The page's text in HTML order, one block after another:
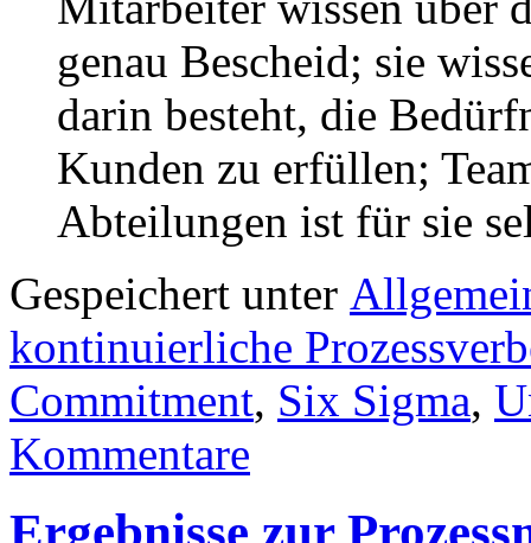
genau Bescheid; sie
darin besteht, die
Kunden zu erfüllen;
Abteilungen ist für sie
Gespeichert unter
kontinuierliche
Commitment, Six Sigma,
Kommentare